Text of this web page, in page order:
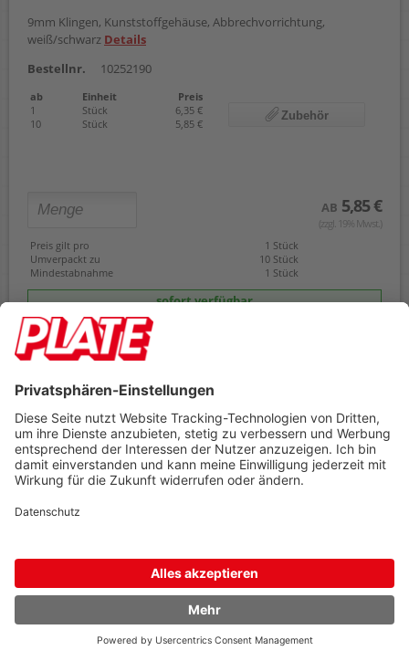
9mm Klingen, Kunststoffgehäuse, Abbrechvorrichtung,
weiß/schwarz Details
Bestellnr.
10252190
ab Einheit
Preis
1
Stück
6,35 €
10
Stück 5,85 €
Zubehör
AB 5,85 €
(zzgl. 19% Mwst.)
Preis gilt pro
1 Stück
Umverpackt zu
10 Stück
Mindestabnahme
1 Stück
sofort verfügbar
In den Warenkorb
Cutter Wedo Safety-Cutter Plus 78839 19mm
federbelastete Trapezklinge, automatischer Klingenrückzug,
Gehäuse aus Nylon, rot/schwarz